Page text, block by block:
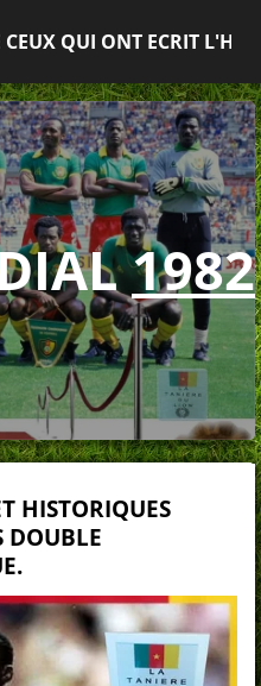
CEUX QUI ONT ECRIT
1982
HISTORIQUES
DOUBLE